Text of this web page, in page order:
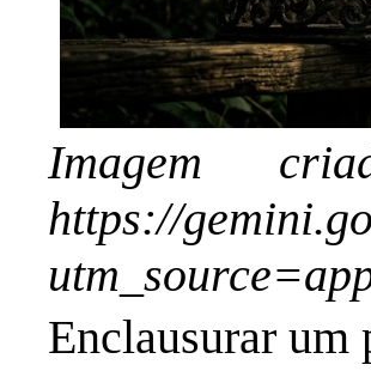
Imagem
https://
Enclausurar um